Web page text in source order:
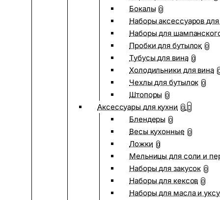
Бокалы 0
Наборы аксессуаров
Наборы для
Пробки для бутылок 0
Тубусы для вина 0
Холодильники для вина
Чехлы для бутылок 0
Штопоры 0
Аксессуары для кухни 0
Блендеры 0
Весы кухонные 0
Ложки 0
Мельницы для соли и
Наборы для закусок 0
Наборы для кексов 0
Наборы для масла и